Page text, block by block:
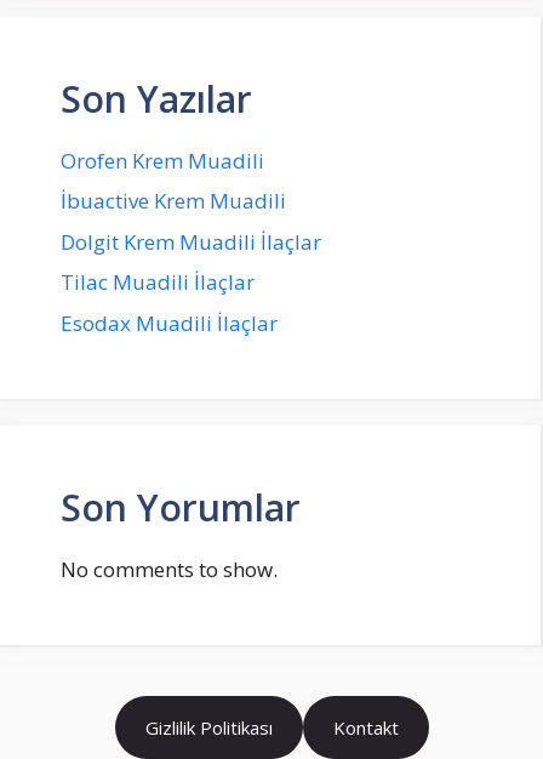
Son Yazılar
Orofen Krem Muadili
İbuactive Krem Muadili
Dolgit Krem Muadili İlaçlar
Tilac Muadili İlaçlar
Esodax Muadili İlaçlar
Son Yorumlar
No comments to show.
Gizlilik Politikası Kontakt